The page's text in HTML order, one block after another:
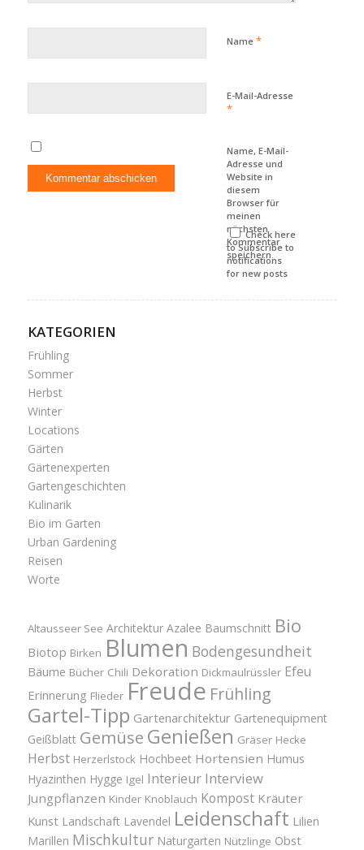
Name *
E-Mail-Adresse
*
Name, E-Mail-
Adresse und
Website in
diesem
Browser für
meinen
nächsten
Kommentar
speichern.
Check here
to Subscribe to
notifications
for new posts
KATEGORIEN
Frühling
Sommer
Herbst
Winter
Locations
Gärten
Gärtenexperten
Gartengeschichten
Kulinarik
Bio im Garten
Urban Gardening
Reisen
Worte
Altausseer See Architektur Azalee Baumschnitt Bio
Biotop Birken Blumen Bodengesundheit
Bäume Bücher Chili Dekoration Dickmaulrüssler Efeu
Erinnerung Flieder Freude Frühling
Gartel-Tipp Gartenarchitektur Gartenequipment
Geißblatt Gemüse Genießen Gräser Hecke
Herbst Herzerlstock Hochbeet Hortensien Humus
Hyazinthen Hygge Igel Interieur Interview
Jungpflanzen Kinder Knoblauch Kompost Kräuter
Kunst Landschaft Lavendel Leidenschaft Lilien
Marillen Mischkultur Naturgarten Nützlinge Obst